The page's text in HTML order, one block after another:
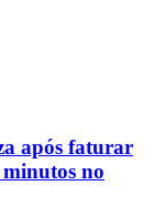
após faturar
minutos no